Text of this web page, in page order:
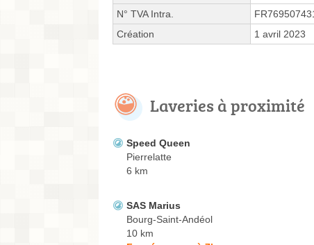
N° TVA Intra.
Création
1 avril 2023
Laveries à proximité
Speed Queen
Pierrelatte
6 km
SAS Marius
Bourg-Saint-Andéol
10 km